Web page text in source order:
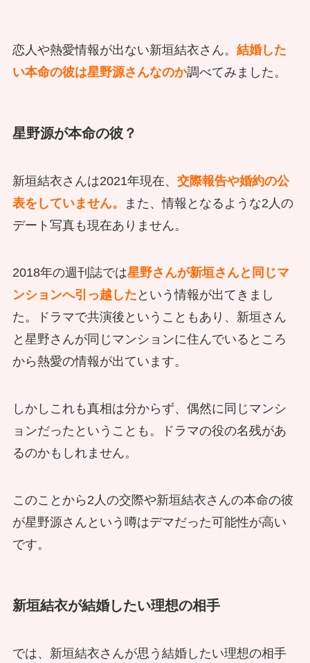
恋人や熱愛情報が出ない新垣結衣さん。 結婚した
い本命の彼は星野源さんなのか調べてみました。
星野源が本命の彼？
新垣結衣さんは2021年現在、 交際報告や婚約の公
表をしていません。
また、情報となるような2人の
デート写真も現在ありません。
2018年の週刊誌では星野さんが新垣さんと同じマ
ンションへ引っ越した という情報が出てきまし
た。ドラマで共演後ということもあり、新垣さん
と星野さんが同じマンションに住んでいるところ
から熱愛の情報が出ています。
しかしこれも真相は分からず、偶然に同じマンシ
ョンだったということも。ドラマの役の名残があ
るのかもしれません。
このことから2人の交際や新垣結衣さんの本命の彼
が星野源さんという噂はデマだった可能性が高い
です。
新垣結衣が結婚したい理想の相手
では、新垣結衣さんが思う結婚したい理想の相手